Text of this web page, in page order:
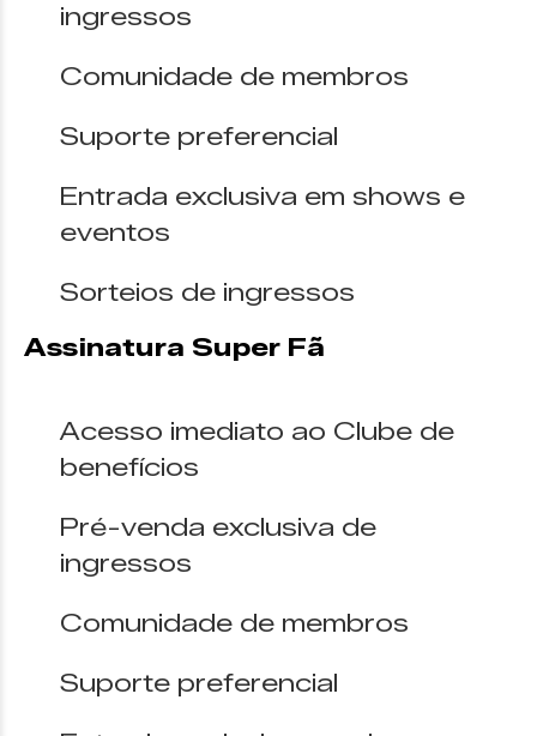
ingressos
Comunidade de membros
Suporte preferencial
Entrada exclusiva em shows e
eventos
Sorteios de ingressos
Assinatura Super Fã
Acesso imediato ao Clube de
benefícios
Pré-venda exclusiva de
ingressos
Comunidade de membros
Suporte preferencial